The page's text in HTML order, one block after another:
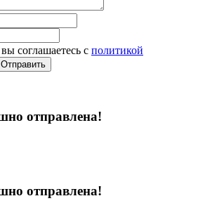
соглашаетесь с политикой
Отправить
отправлена!
отправлена!